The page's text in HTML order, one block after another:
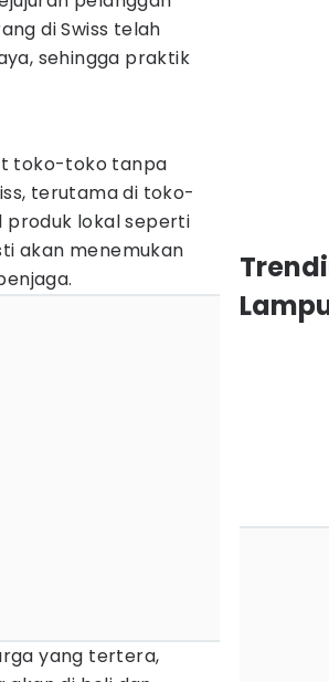
di Swiss telah
sehingga praktik
toko-toko tanpa
terutama di toko-
produk lokal seperti
akan menemukan
yang tertera,